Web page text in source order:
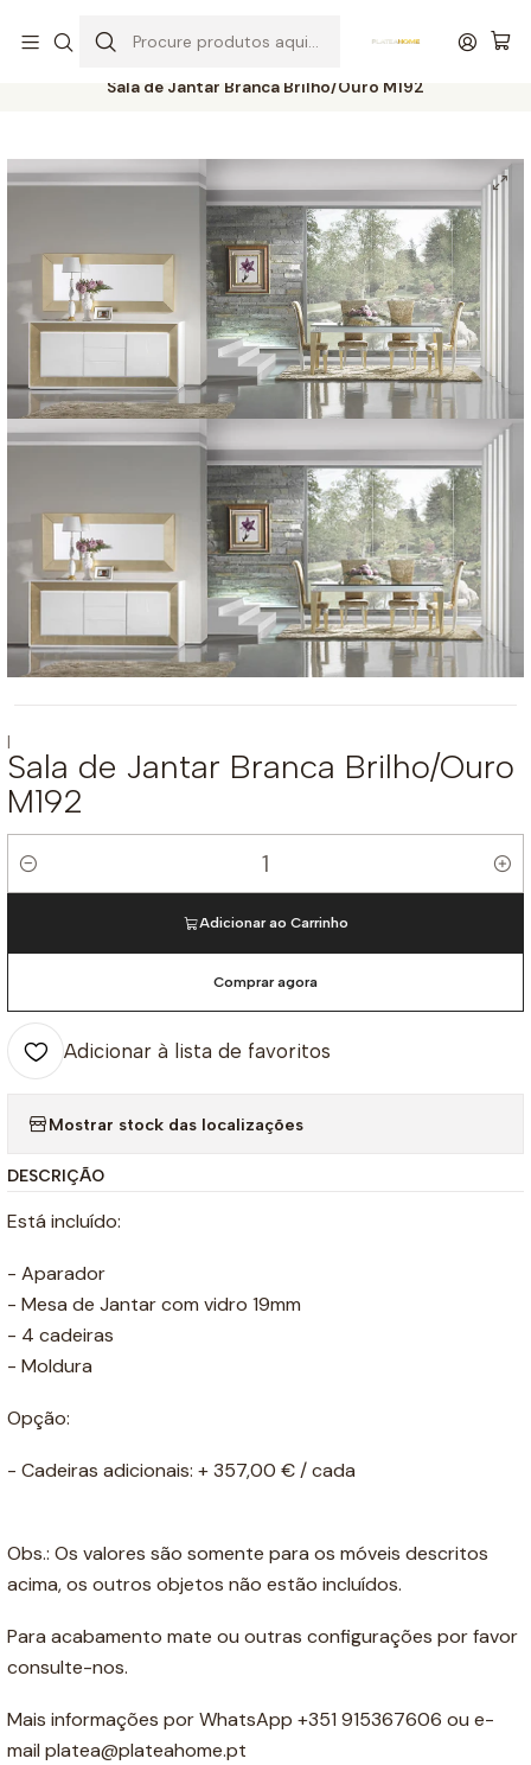
Sala de Jantar Branca Brilho/Ouro M192
Sala de Jantar Branca Brilho/Ouro
M192
Quantidade
Adicionar ao Carrinho
Comprar agora
Adicionar à lista de favoritos
Mostrar stock das localizações
DESCRIÇÃO
Está incluído:
- Aparador
- Mesa de Jantar com vidro 19mm
- 4 cadeiras
- Moldura
Opção:
- Cadeiras adicionais: + 357,00 € / cada
Obs.: Os valores são somente para os móveis descritos
acima, os outros objetos não estão incluídos.
Para acabamento mate ou outras configurações por favor
consulte-nos.
Mais informações por WhatsApp +351 915367606 ou e-
mail platea@plateahome.pt